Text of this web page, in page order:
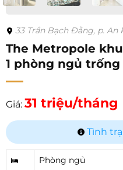
33 Trần Bạch Đằng, p. An
The Metropole
1 phòng ngủ
Giá: 31 triệu/tháng
Tình
Phòng ngủ